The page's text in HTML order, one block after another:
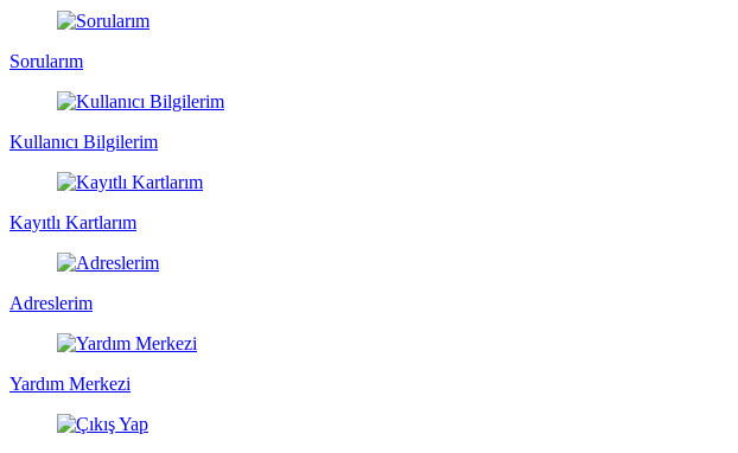
Sorularım
Kullanıcı Bilgilerim
Kayıtlı Kartlarım
Adreslerim
Yardım Merkezi